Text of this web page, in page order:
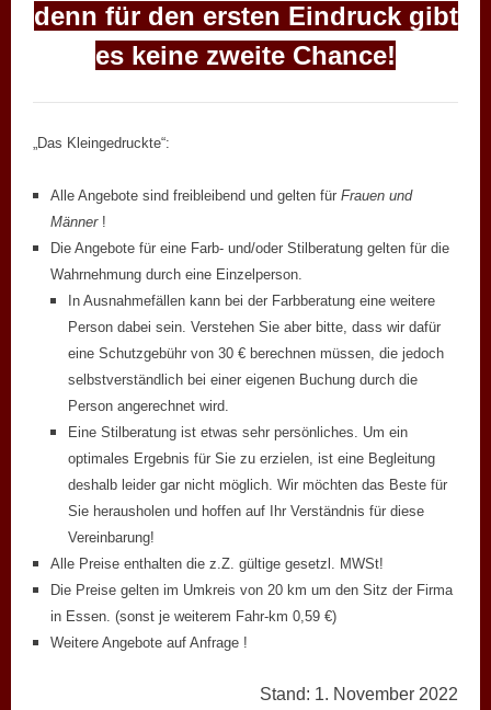
denn für den ersten Eindruck gibt
es keine zweite Chance!
„Das Kleingedruckte“:
Alle Angebote sind freibleibend und gelten fürFrauenund
Männer!
Die Angebote für eine Farb- und/oder Stilberatung gelten für die
Wahrnehmung durch eine Einzelperson.
In Ausnahmefällen kann bei der Farbberatung eine weitere
Person dabei sein. Verstehen Sie aber bitte, dass wir dafür
eine Schutzgebühr von 30 € berechnen müssen, die jedoch
selbstverständlich bei einer eigenen Buchung durch die
Person angerechnet wird.
Eine Stilberatung ist etwas sehr persönliches. Um ein
optimales Ergebnis für Sie zu erzielen, ist eine Begleitung
deshalb leider gar nicht möglich. Wir möchten das Beste für
Sie herausholen und hoffen auf Ihr Verständnis für diese
Vereinbarung!
Alle Preise enthalten die z.Z. gültige gesetzl. MWSt!
Die Preise gelten im Umkreis von 20 km um den Sitz der Firma
in Essen. (sonst je weiterem Fahr-km 0,59 €)
Weitere Angebote auf Anfrage !
Stand: 1. November 2022